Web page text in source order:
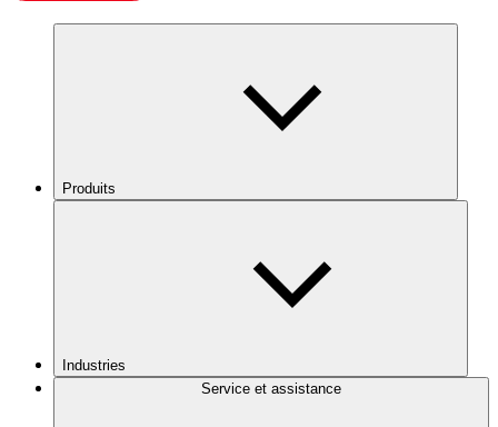
Produits
Industries
Service et assistance